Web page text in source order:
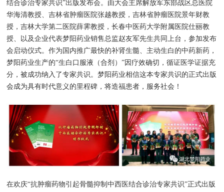
结合诊治专家共识”出版发布会。由大会主席解放军东部战区总医院
华海清教授、吉林省肿瘤医院张越教授，吉林省肿瘤医院景年财教
授，吉林大学第二医院薛霁教授，长春中医药大学附属医院仕丽教
授、以及企业代表梦阳药业销售总监赵友军先生共同上台，参加发布
会启动仪式。作为国内推广最快的补肾生髓、主动生白的中药新药，
梦阳药业生产的“生白口服液（合剂）”因疗效确切，循证医学证据充
分，被成功纳入了专家共识。梦阳药业相信这本专家共识的正式出版
会成为具有时代意义的里程碑，将造福患者，服务社会！
在欢庆“抗肿瘤药物引起骨髓抑制中西医结合诊治专家共识”正式出版